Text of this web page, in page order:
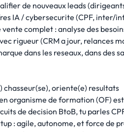
de nouveaux leads
IA / cybersecurite (CPF, inter/
complet : analyse des
rigueur (CRM a jour, relances
dans les reseaux, dans des
chasseur(se), oriente(e) resultats
organisme de formation (OF)
de decision BtoB, tu parles
: agile, autonome, et force de